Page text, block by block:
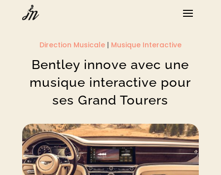
Direction Musicale| Musique Interactive
Bentley innove avec une
musique interactive pour
ses Grand Tourers